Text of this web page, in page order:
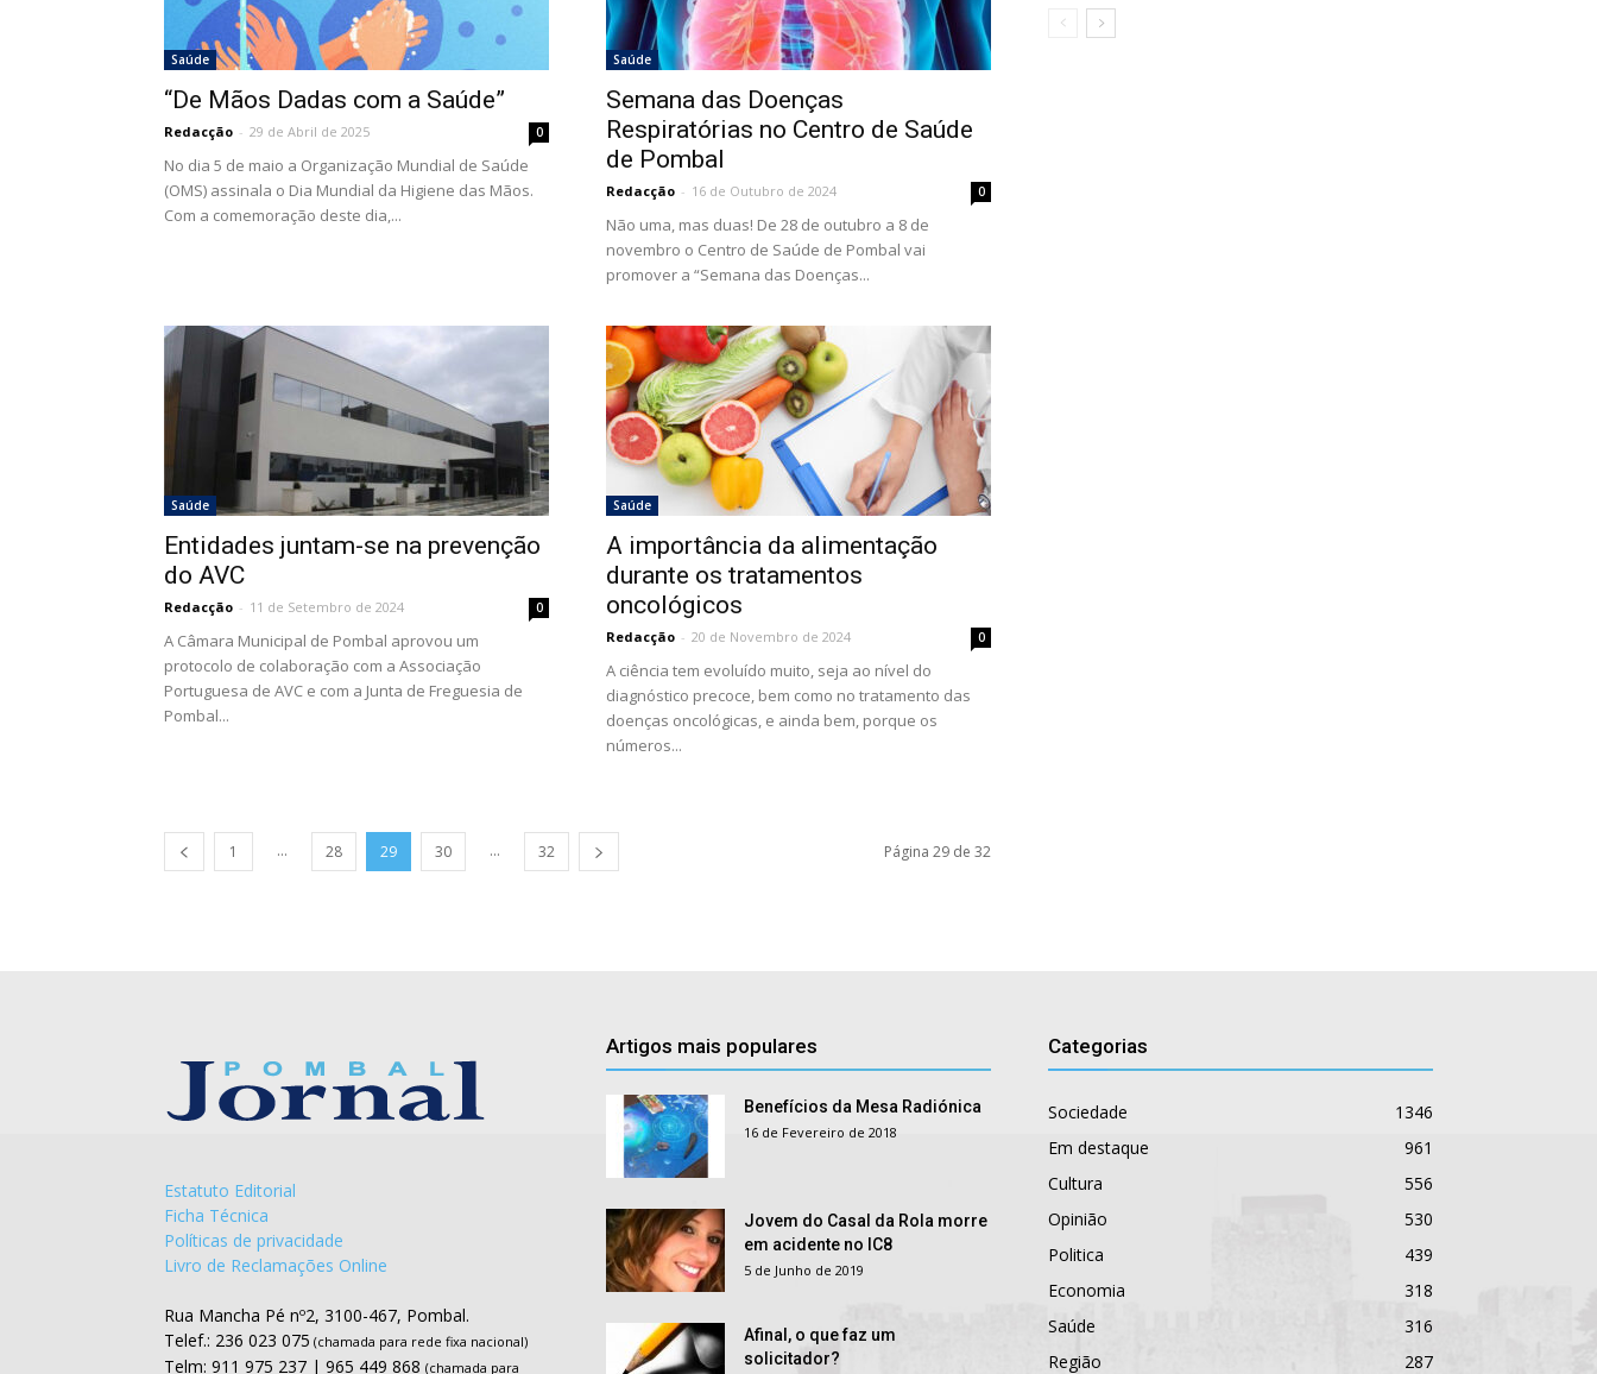
Saúde
“De Mãos Dadas com a Saúde”
Redacção - 29 de Abril de 2025 0
No dia 5 de maio a Organização Mundial de Saúde
(OMS) assinala o Dia Mundial da Higiene das Mãos.
Com a comemoração deste dia,...
Saúde
Semana das Doenças
Respiratórias no Centro de Saúde
de Pombal
Redacção - 16 de Outubro de 2024 0
Não uma, mas duas! De 28 de outubro a 8 de
novembro o Centro de Saúde de Pombal vai
promover a “Semana das Doenças...
Saúde
Entidades juntam-se na prevenção
do AVC
Redacção - 11 de Setembro de 2024 0
A Câmara Municipal de Pombal aprovou um
protocolo de colaboração com a Associação
Portuguesa de AVC e com a Junta de Freguesia de
Pombal...
Saúde
A importância da alimentação
durante os tratamentos
oncológicos
Redacção - 20 de Novembro de 2024 0
A ciência tem evoluído muito, seja ao nível do
diagnóstico precoce, bem como no tratamento das
doenças oncológicas, e ainda bem, porque os
números...
1 ... 28 29 30 ... 32 Página 29 de 32
Estatuto Editorial
Ficha Técnica
Políticas de privacidade
Livro de Reclamações Online
Rua Mancha Pé nº2, 3100-467, Pombal.
Telef.: 236 023 075 (chamada para rede fixa nacional)
Telm: 911 975 237 | 965 449 868 (chamada para
Artigos mais populares
Benefícios da Mesa Radiónica
16 de Fevereiro de 2018
Jovem do Casal da Rola morre
em acidente no IC8
5 de Junho de 2019
Afinal, o que faz um
solicitador?
Categorias
Sociedade
1346
Em destaque
961
Cultura
556
Opinião
530
Politica
439
Economia
318
Saúde
316
Região
287